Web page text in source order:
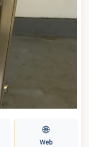
🌐
Web